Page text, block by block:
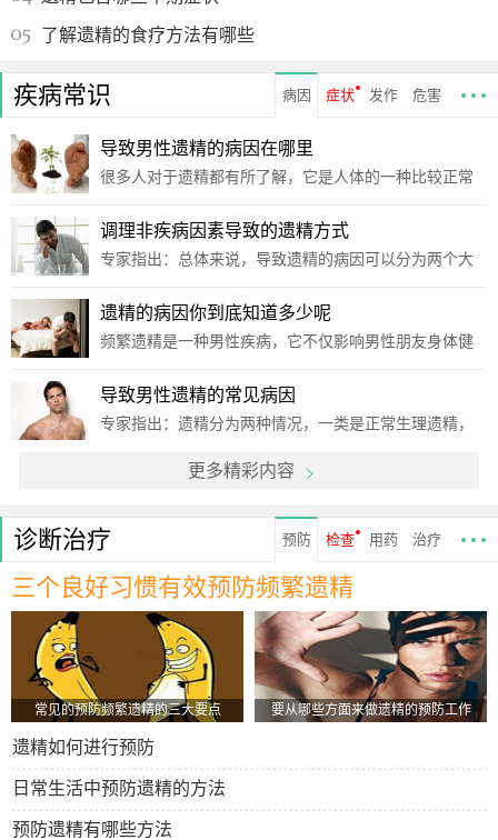
了解遗精的食疗方法有哪些
疾病常识 病因 症状 发作 危害
导致男性遗精的病因在哪里
很多人对于遗精都有所了解，它是人体的一种比较正常
么，导致男性遗精的病因在哪里?导致男性遗精的病因在
哪里?以下是相关内容的介绍：体质虚弱：各种脏器的功
调理非疾病因素导致的遗精方式
专家指出：总体来说，导致遗精的病因可以分为两个大
因素所引起的遗精，就目前临床上来说，以后者最为常
见，前者虽伤害性较大，但不常见，即便是存在，也并
遗精的病因你到底知道多少呢
频繁遗精是一种男性疾病，它不仅影响男性朋友身体健
的病因，经过阅读定然会令你豁然开朗。专家指出，以
下几种因素可能会引起男人频繁遗精：1、早熟：有些遗
导致男性遗精的常见病因
专家指出：遗精分为两种情况，一类是正常生理遗精，
量多，频繁。这也是区分遗精类型的主要方式，当然，
有明确病
更多精彩内容
诊断治疗 预防 检查 用药 治疗
三个良好习惯有效预防频繁遗精
常见的预防频繁遗精的三大要点 要从哪些方面来做遗精的预防工作
遗精如何进行预防
日常生活中预防遗精的方法
预防遗精有哪些方法